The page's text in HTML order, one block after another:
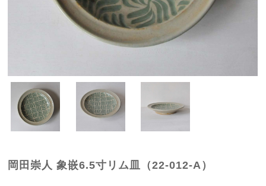
岡田崇人 象嵌6.5寸リム皿（22-012-A）